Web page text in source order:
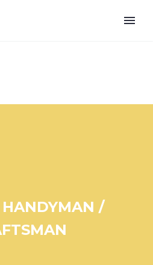
HANDYMAN /